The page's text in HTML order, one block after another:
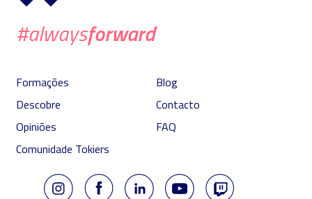
#alwaysforward
Formações
Descobre
Opiniões
Comunidade Tokiers
Blog
Contacto
FAQ